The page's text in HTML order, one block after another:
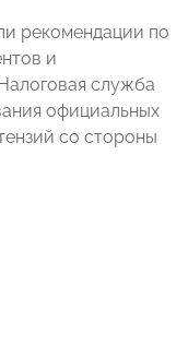
рекомендации по
и
служба
официальных
со стороны